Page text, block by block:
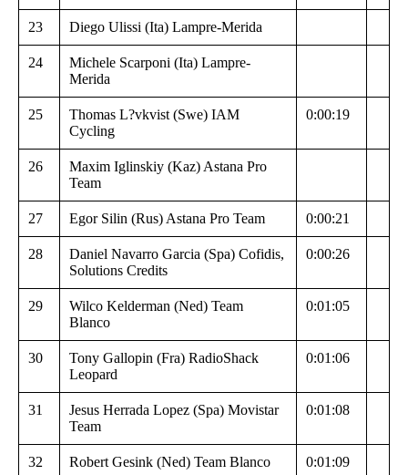
23 Diego Ulissi (Ita) Lampre-Merida
24
Michele Scarponi (Ita) Lampre-
Merida
25
Thomas L?vkvist (Swe) IAM
Cycling
0:00:19
26
Maxim Iglinskiy (Kaz) Astana Pro
Team
27 Egor Silin (Rus) Astana Pro Team 0:00:21
28
Daniel Navarro Garcia (Spa) Cofidis,
Solutions Credits
0:00:26
29
Wilco Kelderman (Ned) Team
Blanco
0:01:05
30
Tony Gallopin (Fra) RadioShack
Leopard
0:01:06
31
Jesus Herrada Lopez (Spa) Movistar
Team
0:01:08
32 Robert Gesink (Ned) Team Blanco 0:01:09